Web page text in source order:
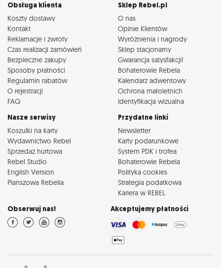
Obsługa klienta
Koszty dostawy
Kontakt
Reklamacje i zwroty
Czas realizacji zamówień
Bezpieczne zakupy
Sposoby płatności
Regulamin rabatów
O rejestracji
FAQ
Sklep Rebel.pl
O nas
Opinie Klientów
Wyróżnienia i nagrody
Sklep stacjonarny
Gwarancja satysfakcji!
Bohaterowie Rebela
Kalendarz adwentowy
Ochrona małoletnich
Identyfikacja wizualna
Nasze serwisy
Koszulki na karty
Wydawnictwo Rebel
Sprzedaż hurtowa
Rebel Studio
English Version
Planszowa Rebelia
Przydatne linki
Newsletter
Karty podarunkowe
System PDK i trofea
Bohaterowie Rebela
Polityka cookies
Strategia podatkowa
Kariera w REBEL
Obserwuj nas! Akceptujemy płatności